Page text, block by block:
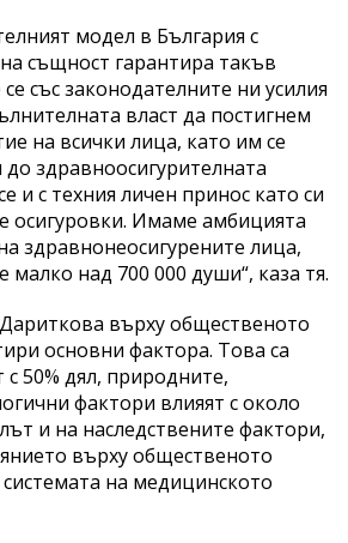
модел в България с
същност гарантира такъв
със законодателните ни усилия
власт да постигнем
на всички лица, като им се
здравноосигурителната
и с техния личен принос като си
осигуровки. Имаме амбицията
здравнонеосигурените лица,
над 700 000 души“, каза тя.
върху общественото
основни фактора. Това са
50% дял, природните,
фактори влияят с около
и на наследствените фактори,
върху общественото
на медицинското